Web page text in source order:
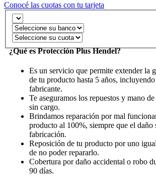
Conocé las cuotas con tu tarjeta
¿Qué es Protección Plus Hendel?
Es un servicio que permite extender la
de tu producto hasta 5 años,
fabricante.
Te aseguramos los repuestos y mano
sin cargo.
Brindamos reparación por mal
producto al 100%, siempre que el daño
fabricación.
Reposición de tu producto por uno
de no poder repararlo.
Cobertura por daño accidental o robo
90 días.